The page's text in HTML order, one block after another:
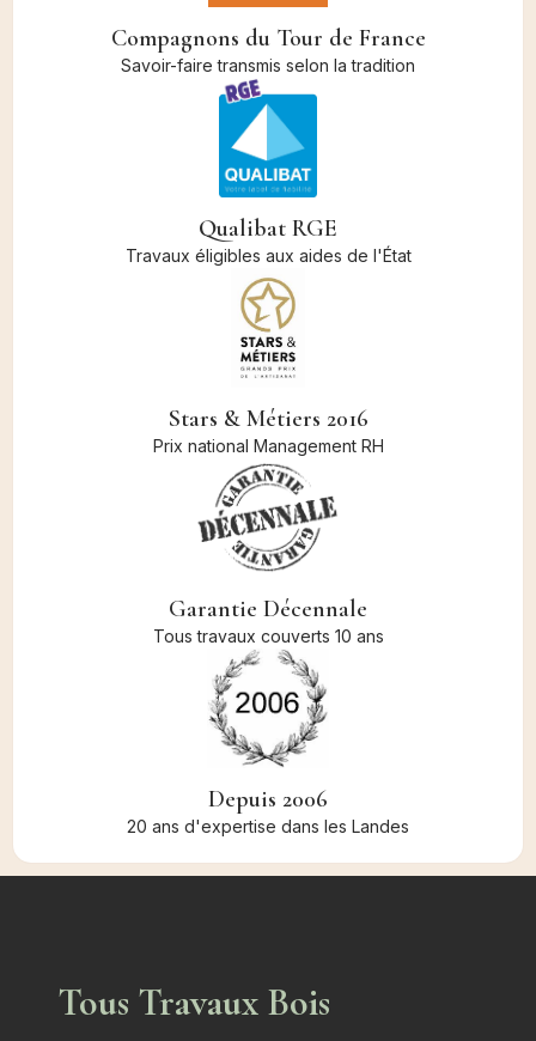
Compagnons du Tour de France
Savoir-faire transmis selon la tradition
Qualibat RGE
Travaux éligibles aux aides de l'État
Stars & Métiers 2016
Prix national Management RH
Garantie Décennale
Tous travaux couverts 10 ans
Depuis 2006
20 ans d'expertise dans les Landes
Tous Travaux Bois